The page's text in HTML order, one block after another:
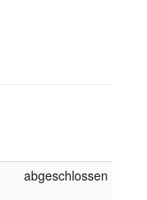
abgeschlossen